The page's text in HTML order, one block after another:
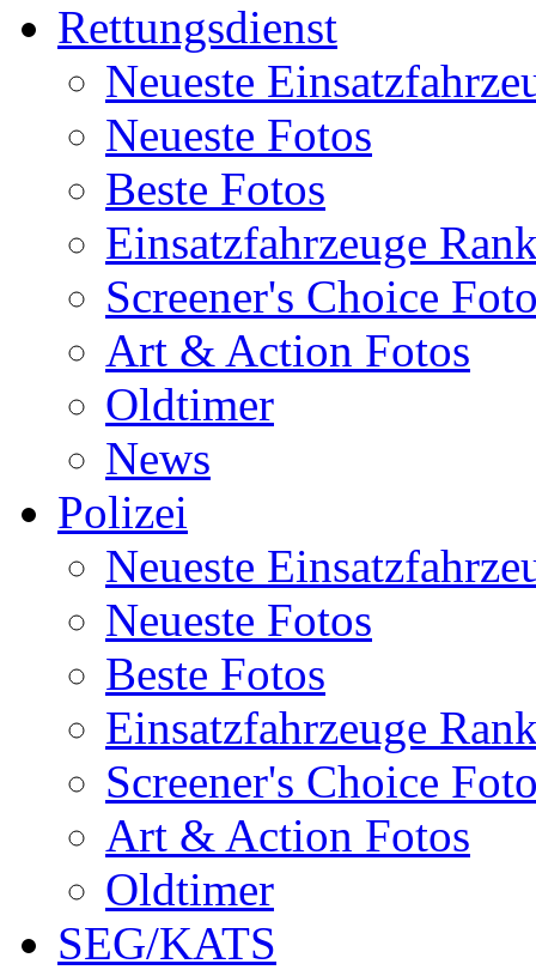
Rettungsdienst
Neueste
Neueste Fotos
Beste Fotos
Einsatzfahrzeuge
Screener's Choice
Art & Action Fotos
Oldtimer
News
Polizei
Neueste
Neueste Fotos
Beste Fotos
Einsatzfahrzeuge
Screener's Choice
Art & Action Fotos
Oldtimer
SEG/KATS